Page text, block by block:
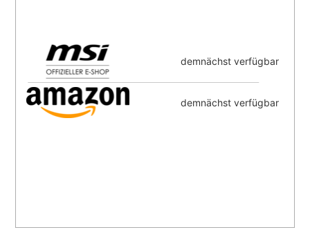
demnächst verfügbar
demnächst verfügbar